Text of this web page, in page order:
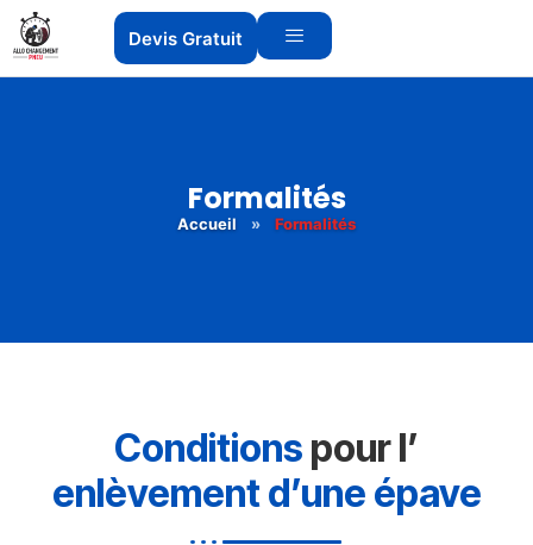
Devis Gratuit
Formalités
Accueil » Formalités
Conditions pour l’
enlèvement d’une épave